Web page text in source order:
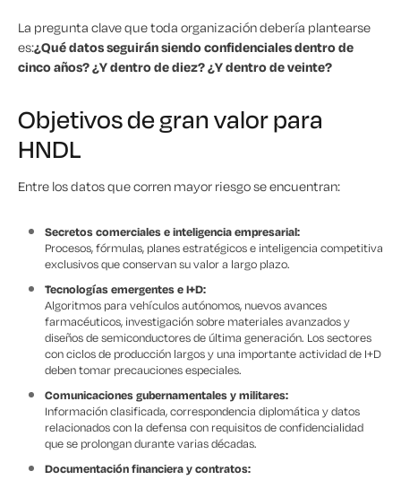
La pregunta clave que toda organización debería plantearse
es:¿Qué datos seguirán siendo confidenciales dentro de
cinco años? ¿Y dentro de diez? ¿Y dentro de veinte?
Objetivos de gran valor para
HNDL
Entre los datos que corren mayor riesgo se encuentran:
Secretos comerciales e inteligencia empresarial:
Procesos, fórmulas, planes estratégicos e inteligencia competitiva
exclusivos que conservan su valor a largo plazo.
Tecnologías emergentes e I+D:
Algoritmos para vehículos autónomos, nuevos avances
farmacéuticos, investigación sobre materiales avanzados y
diseños de semiconductores de última generación. Los sectores
con ciclos de producción largos y una importante actividad de I+D
deben tomar precauciones especiales.
Comunicaciones gubernamentales y militares:
Información clasificada, correspondencia diplomática y datos
relacionados con la defensa con requisitos de confidencialidad
que se prolongan durante varias décadas.
Documentación financiera y contratos: